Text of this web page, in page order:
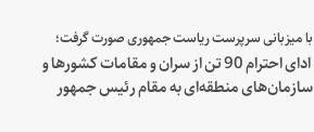
با میزبانی سرپرست ریاست جمهوری صورت گرفت؛
ادای احترام 90 تن از سران و مقامات کشورها و
سازمان‌های منطقه‌ای به مقام رئیس جمهور